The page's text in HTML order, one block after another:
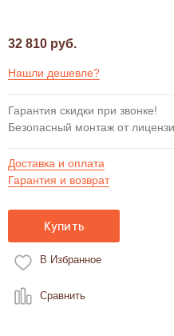
32 810 руб.
Нашли дешевле?
Гарантия скидки при звонке!
Безопасный монтаж от
Доставка и оплата
Гарантия и возврат
Купить
В Избранное
Сравнить